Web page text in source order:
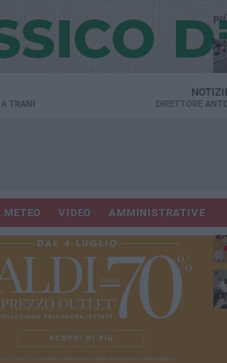
A TRANI DIRETTORE
METEO VIDEO AMMINISTRATIVE